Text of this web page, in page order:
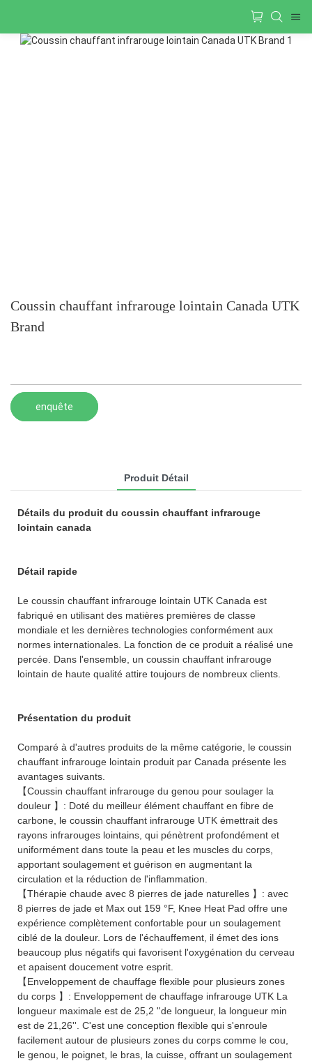
Coussin chauffant infrarouge lointain Canada UTK
Brand
enquête
Produit Détail
Détails du produit du coussin chauffant infrarouge
lointain canada
Détail rapide
Le coussin chauffant infrarouge lointain UTK Canada est
fabriqué en utilisant des matières premières de classe
mondiale et les dernières technologies conformément aux
normes internationales. La fonction de ce produit a réalisé une
percée. Dans l'ensemble, un coussin chauffant infrarouge
lointain de haute qualité attire toujours de nombreux clients.
Présentation du produit
Comparé à d'autres produits de la même catégorie, le coussin
chauffant infrarouge lointain produit par Canada présente les
avantages suivants.
【Coussin chauffant infrarouge du genou pour soulager la
douleur 】: Doté du meilleur élément chauffant en fibre de
carbone, le coussin chauffant infrarouge UTK émettrait des
rayons infrarouges lointains, qui pénètrent profondément et
uniformément dans toute la peau et les muscles du corps,
apportant soulagement et guérison en augmentant la
circulation et la réduction de l'inflammation.
【Thérapie chaude avec 8 pierres de jade naturelles 】: avec
8 pierres de jade et Max out 159 °F, Knee Heat Pad offre une
expérience complètement confortable pour un soulagement
ciblé de la douleur. Lors de l'échauffement, il émet des ions
beaucoup plus négatifs qui favorisent l'oxygénation du cerveau
et apaisent doucement votre esprit.
【Enveloppement de chauffage flexible pour plusieurs zones
du corps 】: Enveloppement de chauffage infrarouge UTK La
longueur maximale est de 25,2 ''de longueur, la longueur min
est de 21,26''. C'est une conception flexible qui s'enroule
facilement autour de plusieurs zones du corps comme le cou,
le genou, le poignet, le bras, la cuisse, offrant un soulagement